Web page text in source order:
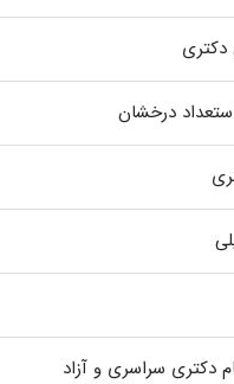
دکتری
درخشان
دکتری سراسری و آزاد